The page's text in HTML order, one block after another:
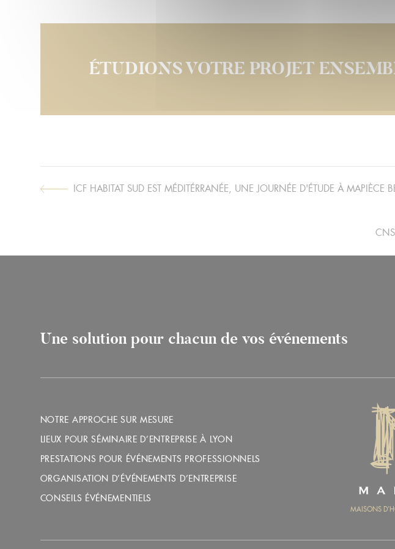
ÉTUDIONS VOTRE PROJET
ARTICLE ICF HABITAT SUD EST MÉDITÉRRANÉE, UNE JOURNÉE D'ÉTUDE À MAPIÈCE
Une solution pour chacun de vos événements
NOTRE APPROCHE SUR MESURE
LIEUX POUR SÉMINAIRE D’ENTREPRISE À LYON
PRESTATIONS POUR ÉVÉNEMENTS PROFESSIONNELS
ORGANISATION D’ÉVÉNEMENTS D’ENTREPRISE
CONSEILS ÉVÉNEMENTIELS
MAISONS